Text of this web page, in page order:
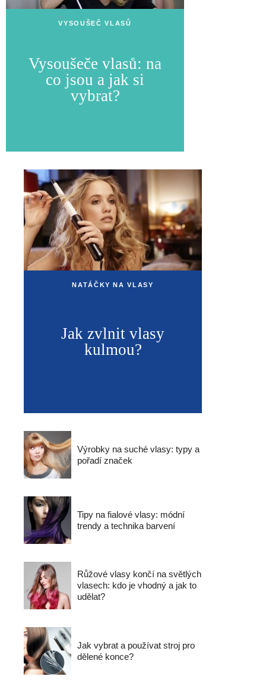
VYSOUŠEČ VLASŮ
Vysoušeče vlasů: na
co jsou a jak si
vybrat?
NATÁČKY NA VLASY
Jak zvlnit vlasy
kulmou?
Výrobky na suché vlasy: typy a
pořadí značek
Tipy na fialové vlasy: módní
trendy a technika barvení
Růžové vlasy končí na světlých
vlasech: kdo je vhodný a jak to
udělat?
Jak vybrat a používat stroj pro
dělené konce?